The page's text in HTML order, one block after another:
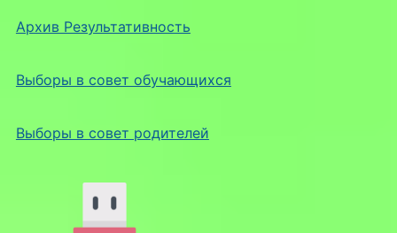
Архив Результативность
Выборы в совет обучающихся
Выборы в совет родителей